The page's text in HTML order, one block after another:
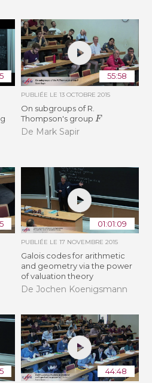
55:58
PUBLIÉE LE 13 OCTOBRE 2015
On subgroups of R.
Thompson's group F
De Mark Sapir
01:01:09
PUBLIÉE LE 17 NOVEMBRE 2015
Galois codes for arithmetic
and geometry via the power
of valuation theory
De Jochen Koenigsmann
44:48